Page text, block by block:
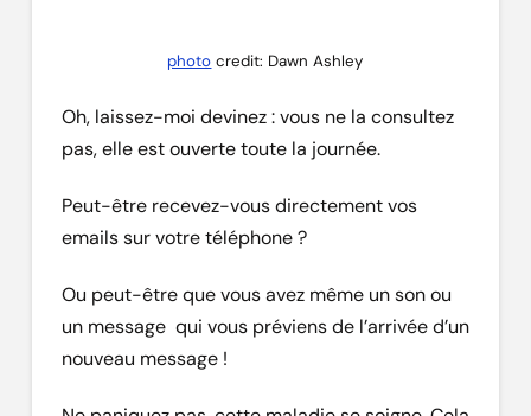
photo credit: Dawn Ashley
Oh, laissez-moi devinez : vous ne la consultez
pas, elle est ouverte toute la journée.
Peut-être recevez-vous directement vos
emails sur votre téléphone ?
Ou peut-être que vous avez même un son ou
un message qui vous préviens de l’arrivée d’un
nouveau message !